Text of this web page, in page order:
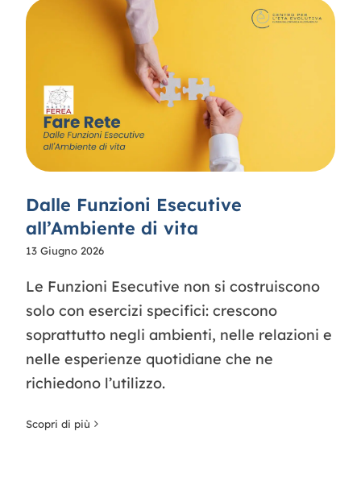
Contatti
Dalle Funzioni Esecutive
all’Ambiente di vita
13 Giugno 2026
Le Funzioni Esecutive non si costruiscono
solo con esercizi specifici: crescono
soprattutto negli ambienti, nelle relazioni e
nelle esperienze quotidiane che ne
richiedono l’utilizzo.
Scopri di più